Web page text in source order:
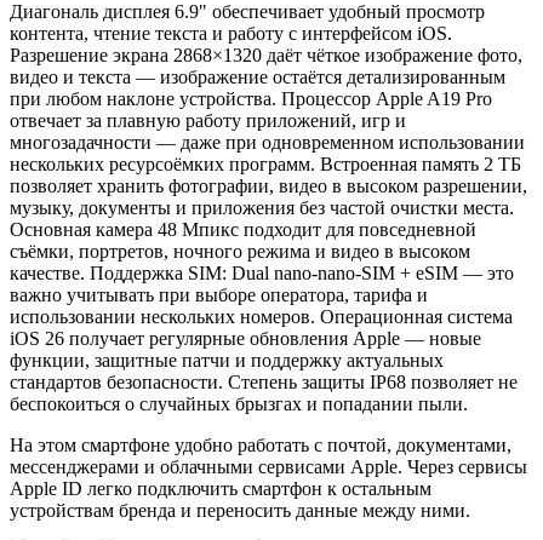
Диагональ дисплея 6.9" обеспечивает удобный просмотр
контента, чтение текста и работу с интерфейсом iOS.
Разрешение экрана 2868×1320 даёт чёткое изображение фото,
видео и текста — изображение остаётся детализированным
при любом наклоне устройства. Процессор Apple A19 Pro
отвечает за плавную работу приложений, игр и
многозадачности — даже при одновременном использовании
нескольких ресурсоёмких программ. Встроенная память 2 ТБ
позволяет хранить фотографии, видео в высоком разрешении,
музыку, документы и приложения без частой очистки места.
Основная камера 48 Мпикс подходит для повседневной
съёмки, портретов, ночного режима и видео в высоком
качестве. Поддержка SIM: Dual nano-nano-SIM + eSIM — это
важно учитывать при выборе оператора, тарифа и
использовании нескольких номеров. Операционная система
iOS 26 получает регулярные обновления Apple — новые
функции, защитные патчи и поддержку актуальных
стандартов безопасности. Степень защиты IP68 позволяет не
беспокоиться о случайных брызгах и попадании пыли.
На этом смартфоне удобно работать с почтой, документами,
мессенджерами и облачными сервисами Apple. Через сервисы
Apple ID легко подключить смартфон к остальным
устройствам бренда и переносить данные между ними.